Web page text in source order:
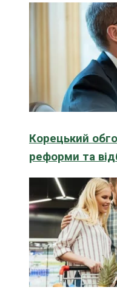
Корецький
реформи та